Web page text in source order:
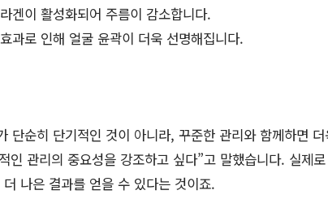
겐이 활성화되어 주름이 감소합니다.
과로 인해 얼굴 윤곽이 더욱 선명해집니다.
단순히 단기적인 것이 아니라, 꾸준한 관리와 함께하면
인 관리의 중요성을 강조하고 싶다”고 말했습니다. 실제
나은 결과를 얻을 수 있다는 것이죠.